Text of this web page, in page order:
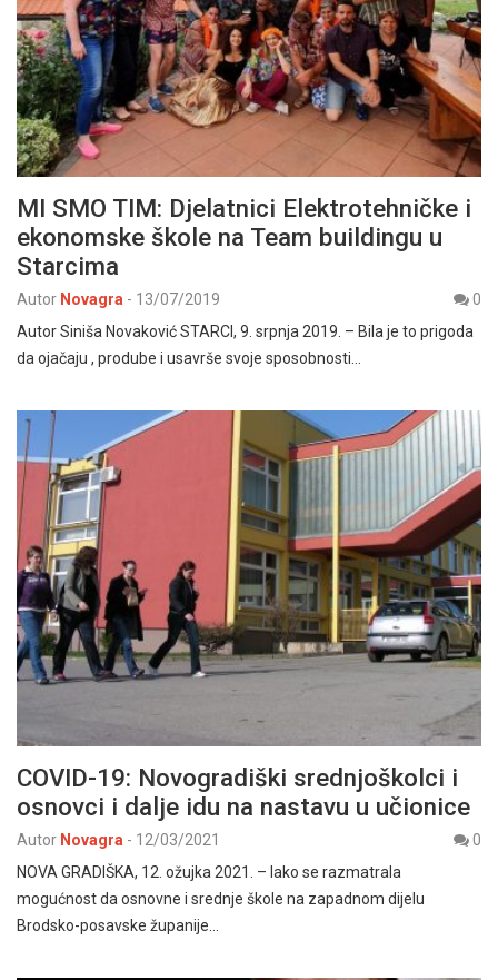
MI SMO TIM: Djelatnici Elektrotehničke i
ekonomske škole na Team buildingu u
Starcima
Autor Novagra - 13/07/2019
0
Autor Siniša Novaković STARCI, 9. srpnja 2019. – Bila je to prigoda
da ojačaju , prodube i usavrše svoje sposobnosti…
COVID-19: Novogradiški srednjoškolci i
osnovci i dalje idu na nastavu u učionice
Autor Novagra - 12/03/2021
0
NOVA GRADIŠKA, 12. ožujka 2021. – Iako se razmatrala
mogućnost da osnovne i srednje škole na zapadnom dijelu
Brodsko-posavske županije…